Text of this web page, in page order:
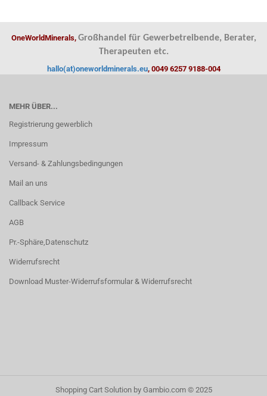
OneWorldMinerals, Großhandel für Gewerbetreibende, Berater,
Therapeuten etc.
hallo(at)oneworldminerals.eu, 0049 6257 9188-004
MEHR ÜBER...
Registrierung gewerblich
Impressum
Versand- & Zahlungsbedingungen
Mail an uns
Callback Service
AGB
Pr.-Sphäre,Datenschutz
Widerrufsrecht
Download Muster-Widerrufsformular & Widerrufsrecht
Shopping Cart Solutionby Gambio.com © 2025